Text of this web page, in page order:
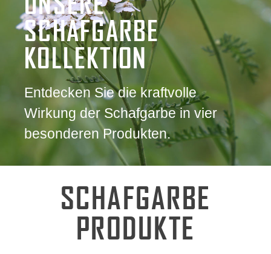
SCHAFGARBE
KOLLEKTION
Entdecken Sie die kraftvolle
Wirkung der Schafgarbe in vier
besonderen Produkten.
SCHAFGARBE
PRODUKTE